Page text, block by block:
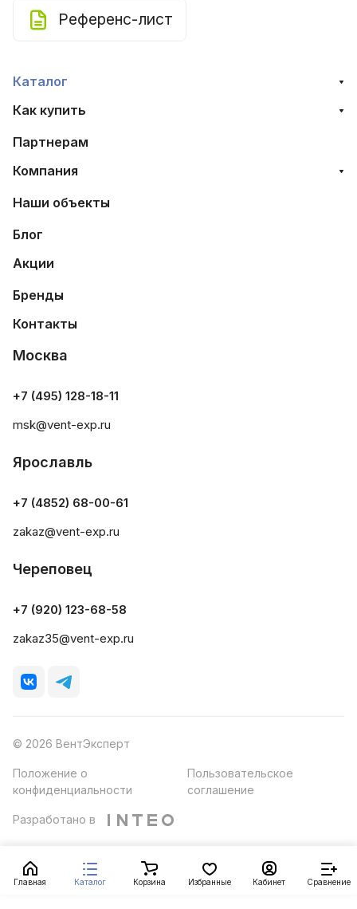
Главная Каталог Корзина Избранные Кабинет Сравнение
Референс-лист
Каталог
Как купить
Партнерам
Компания
Наши объекты
Блог
Акции
Бренды
Контакты
Москва
+7 (495) 128-18-11
msk@vent-exp.ru
Ярославль
+7 (4852) 68-00-61
zakaz@vent-exp.ru
Череповец
+7 (920) 123-68-58
zakaz35@vent-exp.ru
© 2026 ВентЭксперт
Положение о
конфиденциальности
Пользовательское
соглашение
Разработано в